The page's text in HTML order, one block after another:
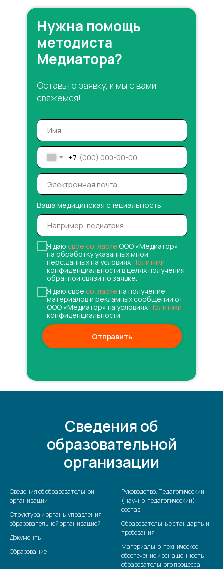
Нужна помощь
методиста
Медиатора?
+7
Ваша медицинская специальность
Я даю свое согласие ООО «Медиатор»
на обработку указанных мной
перс.данных на условияхПолитики
конфиденциальности в целях получения
обратной связи по заявке.
Я даю свое согласие на получение
материалов и рекламных сообщений от
ООО «Медиатор» на условияхПолитики
конфиденциальности.
Отправить
Оставьте заявку, и мы с вами
свяжемся!
Сведения об
образовательной
организации
Сведения об образовательной
организации
Структура и органы управления
образовательной организацией
Документы
Образование
Руководство. Педагогический
(научно-педагогический)
состав
Образовательные стандарты и
требования
Материально-техническое
обеспечение и оснащенность
образовательного процесса